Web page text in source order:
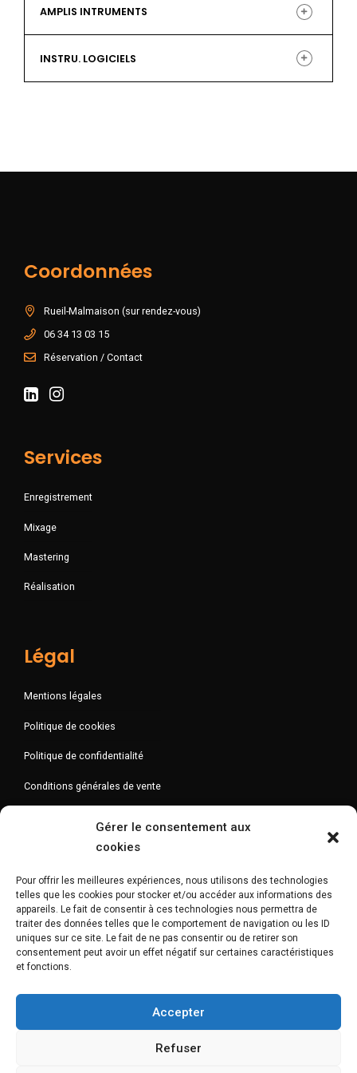
Gérer le consentement aux
cookies
Pour offrir les meilleures expériences, nous utilisons des technologies
telles que les cookies pour stocker et/ou accéder aux informations des
appareils. Le fait de consentir à ces technologies nous permettra de
traiter des données telles que le comportement de navigation ou les ID
uniques sur ce site. Le fait de ne pas consentir ou de retirer son
consentement peut avoir un effet négatif sur certaines caractéristiques
et fonctions.
Accepter
Refuser
iZotope RX Post Production & Music Suite,
Synthétiseur analogique Korg Prologue 8
Guitare électrique Fender Jazz Master
American Ultra (US), Squier Stratocaster
AMPLIS INTRUMENTS
INSTRU. LOGICIELS
Coordonnées
Rueil-Malmaison (sur rendez-vous)
06 34 13 03 15
Réservation / Contact
Services
Enregistrement
Mixage
Mastering
Réalisation
Légal
Mentions légales
Politique de cookies
Politique de confidentialité
Conditions générales de vente
Newsletter